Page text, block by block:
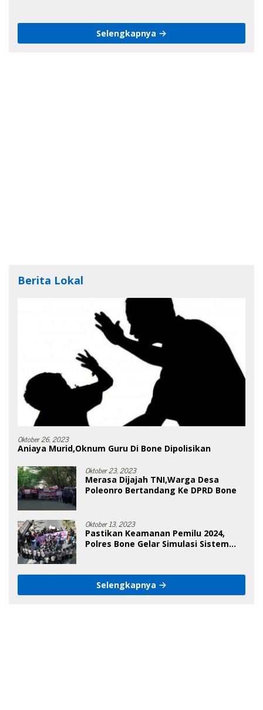
Selengkapnya
Berita Lokal
Oktober 26, 2023
Aniaya Murid,Oknum Guru Di Bone Dipolisikan
Oktober 23, 2023
Merasa Dijajah TNI,Warga Desa
Poleonro Bertandang Ke DPRD Bone
Oktober 13, 2023
Pastikan Keamanan Pemilu 2024,
Polres Bone Gelar Simulasi Sistem
Selengkapnya